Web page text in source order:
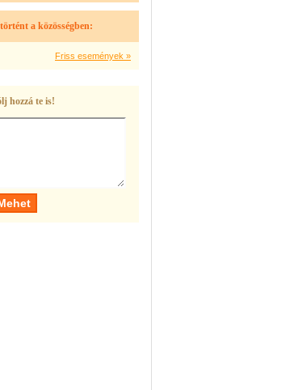
a közösségben:
Friss események »
hozzá te is!